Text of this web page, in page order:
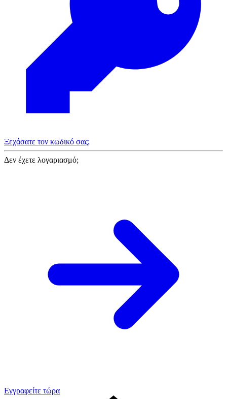
Ξεχάσατε τον κωδικό σας;
Δεν έχετε λογαριασμό;
Εγγραφείτε τώρα